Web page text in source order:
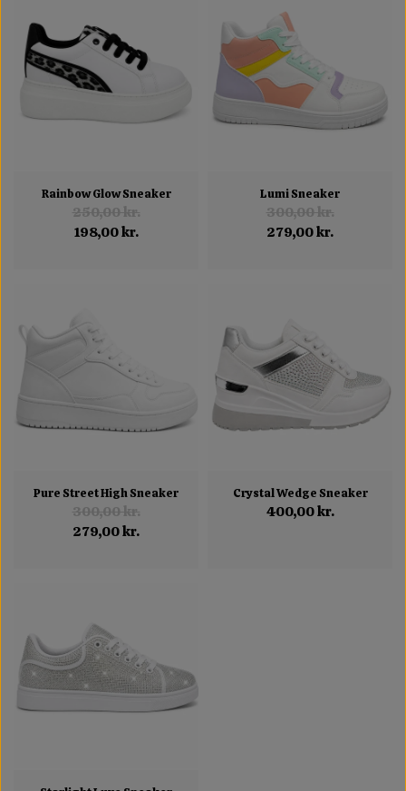
Rainbow Glow Sneaker
250,00 kr.
198,00 kr.
Lumi Sneaker
300,00 kr.
279,00 kr.
Pure Street High Sneaker
300,00 kr.
279,00 kr.
Crystal Wedge Sneaker
400,00 kr.